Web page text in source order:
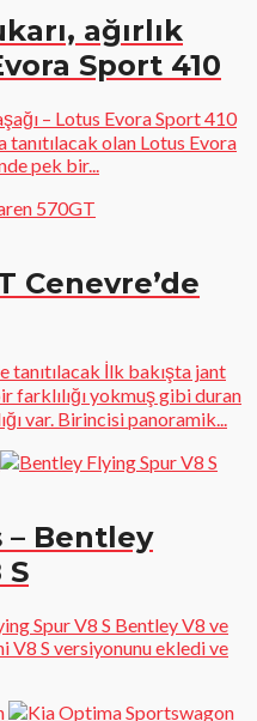
ağırlık
Sport 410
– Lotus Evora Sport 410
olan Lotus Evora
pek bir...
Cenevre’de
tanıtılacak İlk bakışta jant
farklılığı yokmuş gibi duran
var. Birincisi panoramik...
Bentley
S
Spur V8 S Bentley V8 ve
V8 S versiyonunu ekledi ve